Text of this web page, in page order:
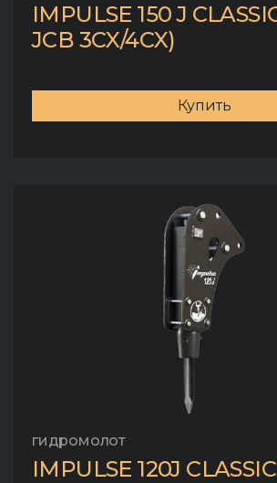
IMPULSE 150 J
JCB 3CX/4CX)
Купить
гидромолот
IMPULSE 120J